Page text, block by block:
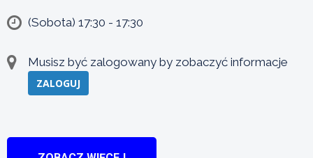
(Sobota) 17:30 - 17:30
Musisz być zalogowany by zobaczyć informacje
ZALOGUJ